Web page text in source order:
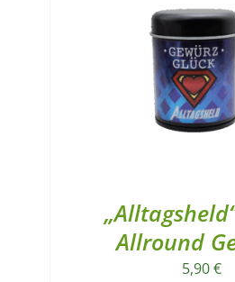
Allround
5,90€